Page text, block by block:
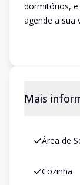
dormitórios, e
agende a sua
Mais
Área de
Cozinha